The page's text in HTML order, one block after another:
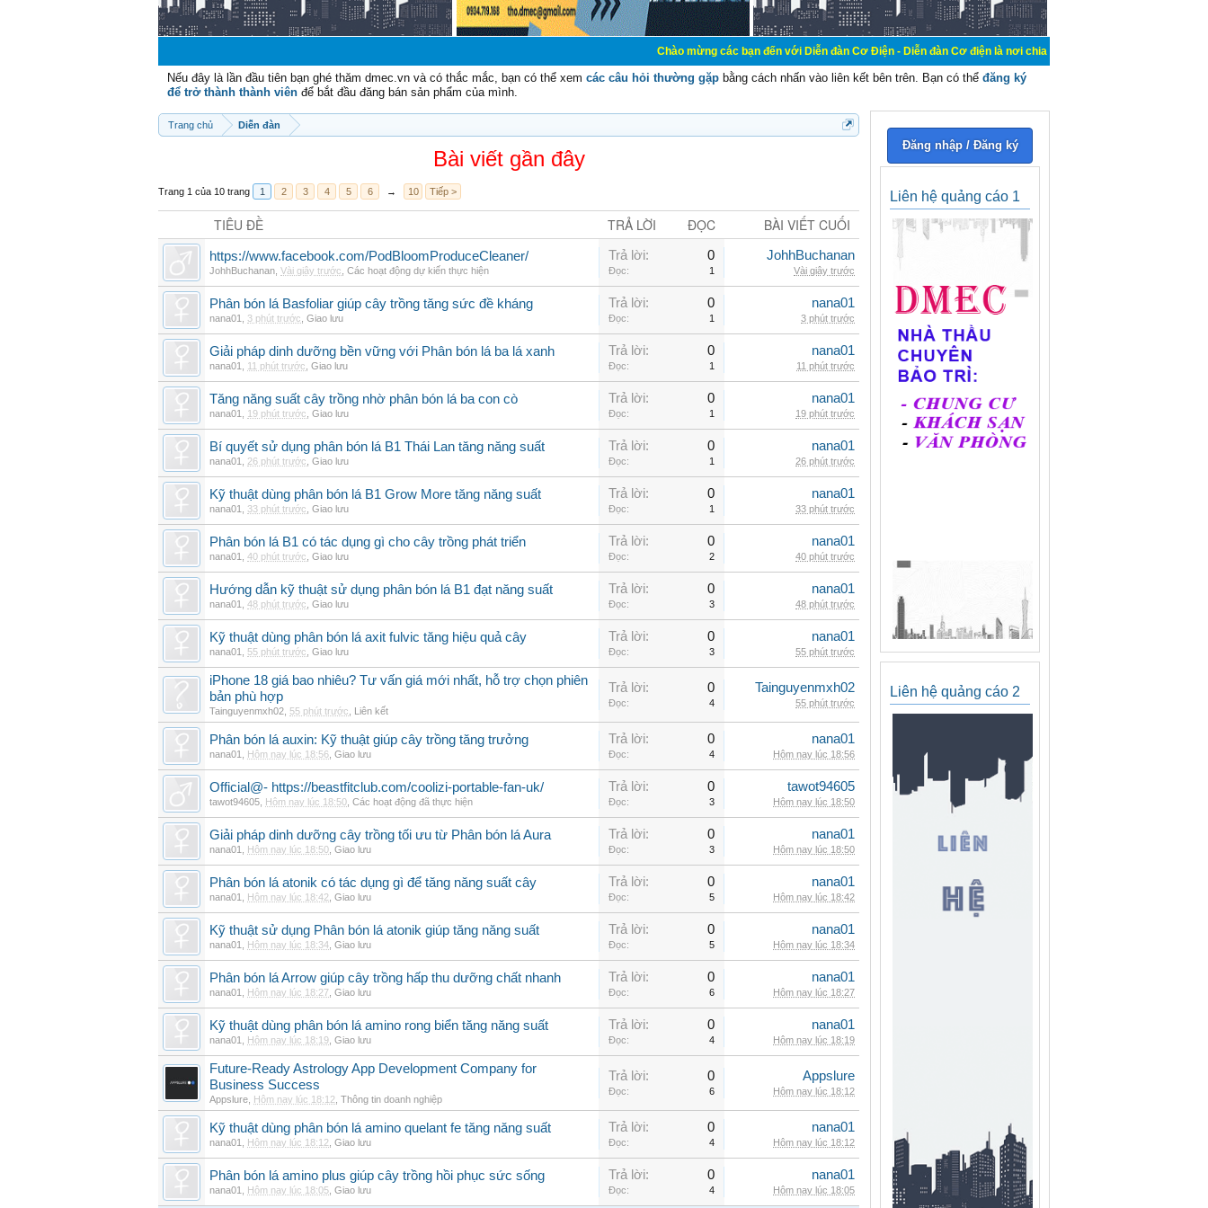
Chào mừng các bạn đến với Diễn đàn Cơ Điện - Diễn đàn Cơ điện là nơi chia sẽ kiến thức kinh nghiệm trong lãnh
Nếu đây là lần đầu tiên bạn ghé thăm dmec.vn và có thắc mắc, bạn có thể xem các câu hỏi thường gặp bằng cách nhấn vào liên kết bên trên. Bạn có thể đăng ký
để trở thành thành viên để bắt đầu đăng bán sản phẩm của mình.
Trang chủ Diễn đàn
Bài viết gần đây
Trang 1 của 10 trang 1 2 3 4 5 6 → 10 Tiếp >
TIÊU ĐỀ TRẢ LỜI ĐỌC BÀI VIẾT CUỐI
https://www.facebook.com/PodBloomProduceCleaner/
JohhBuchanan Vài giây trước Các hoạt động dự kiến thực hiện
Trả lời: 0
Đọc: 1
JohhBuchanan
Vài giây trước
Phân bón lá Basfoliar giúp cây trồng tăng sức đề kháng
nana01 3 phút trước Giao lưu
Trả lời: 0
Đọc: 1
nana01
3 phút trước
Giải pháp dinh dưỡng bền vững với Phân bón lá ba lá xanh
nana01 11 phút trước Giao lưu
Trả lời: 0
Đọc: 1
nana01
11 phút trước
Tăng năng suất cây trồng nhờ phân bón lá ba con cò
nana01 19 phút trước Giao lưu
Trả lời: 0
Đọc: 1
nana01
19 phút trước
Bí quyết sử dụng phân bón lá B1 Thái Lan tăng năng suất
nana01 26 phút trước Giao lưu
Trả lời: 0
Đọc: 1
nana01
26 phút trước
Kỹ thuật dùng phân bón lá B1 Grow More tăng năng suất
nana01 33 phút trước Giao lưu
Trả lời: 0
Đọc: 1
nana01
33 phút trước
Phân bón lá B1 có tác dụng gì cho cây trồng phát triển
nana01 40 phút trước Giao lưu
Trả lời: 0
Đọc: 2
nana01
40 phút trước
Hướng dẫn kỹ thuật sử dụng phân bón lá B1 đạt năng suất
nana01 48 phút trước Giao lưu
Trả lời: 0
Đọc: 3
nana01
48 phút trước
Kỹ thuật dùng phân bón lá axit fulvic tăng hiệu quả cây
nana01 55 phút trước Giao lưu
Trả lời: 0
Đọc: 3
nana01
55 phút trước
iPhone 18 giá bao nhiêu? Tư vấn giá mới nhất, hỗ trợ chọn phiên
bản phù hợp
Tainguyenmxh02 55 phút trước Liên kết
Trả lời: 0
Đọc: 4
Tainguyenmxh02
55 phút trước
Phân bón lá auxin: Kỹ thuật giúp cây trồng tăng trưởng
nana01 Hôm nay lúc 18:56 Giao lưu
Trả lời: 0
Đọc: 4
nana01
Hôm nay lúc 18:56
Official@- https://beastfitclub.com/coolizi-portable-fan-uk/
tawot94605 Hôm nay lúc 18:50 Các hoạt động đã thực hiện
Trả lời: 0
Đọc: 3
tawot94605
Hôm nay lúc 18:50
Giải pháp dinh dưỡng cây trồng tối ưu từ Phân bón lá Aura
nana01 Hôm nay lúc 18:50 Giao lưu
Trả lời: 0
Đọc: 3
nana01
Hôm nay lúc 18:50
Phân bón lá atonik có tác dụng gì để tăng năng suất cây
nana01 Hôm nay lúc 18:42 Giao lưu
Trả lời: 0
Đọc: 5
nana01
Hôm nay lúc 18:42
Kỹ thuật sử dụng Phân bón lá atonik giúp tăng năng suất
nana01 Hôm nay lúc 18:34 Giao lưu
Trả lời: 0
Đọc: 5
nana01
Hôm nay lúc 18:34
Phân bón lá Arrow giúp cây trồng hấp thu dưỡng chất nhanh
nana01 Hôm nay lúc 18:27 Giao lưu
Trả lời: 0
Đọc: 6
nana01
Hôm nay lúc 18:27
Kỹ thuật dùng phân bón lá amino rong biển tăng năng suất
nana01 Hôm nay lúc 18:19 Giao lưu
Trả lời: 0
Đọc: 4
nana01
Hôm nay lúc 18:19
Future-Ready Astrology App Development Company for
Business Success
Appslure Hôm nay lúc 18:12 Thông tin doanh nghiệp
Trả lời: 0
Đọc: 6
Appslure
Hôm nay lúc 18:12
Kỹ thuật dùng phân bón lá amino quelant fe tăng năng suất
nana01 Hôm nay lúc 18:12 Giao lưu
Trả lời: 0
Đọc: 4
nana01
Hôm nay lúc 18:12
Phân bón lá amino plus giúp cây trồng hồi phục sức sống
nana01 Hôm nay lúc 18:05 Giao lưu
Trả lời: 0
Đọc: 4
nana01
Hôm nay lúc 18:05
Đăng nhập / Đăng ký
Liên hệ quảng cáo 1
Liên hệ quảng cáo 2